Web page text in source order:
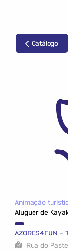
Catálogo
Animação
Aluguer de
AZORES4FUN -
Rua do